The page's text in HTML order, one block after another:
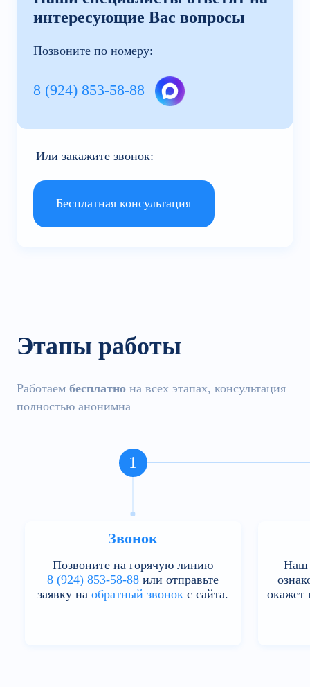
интересующие Вас вопросы
Позвоните по номеру:
8 (924) 853-58-88
Или закажите звонок:
Бесплатная консультация
Этапы работы
Работаем бесплатнона всех этапах, консультация
полностью анонимна
1
Звонок
Позвоните на горячую линию
8 (924) 853-58-88 или отправьте
заявку наобратный звонок с сайта.
Наш
окажет